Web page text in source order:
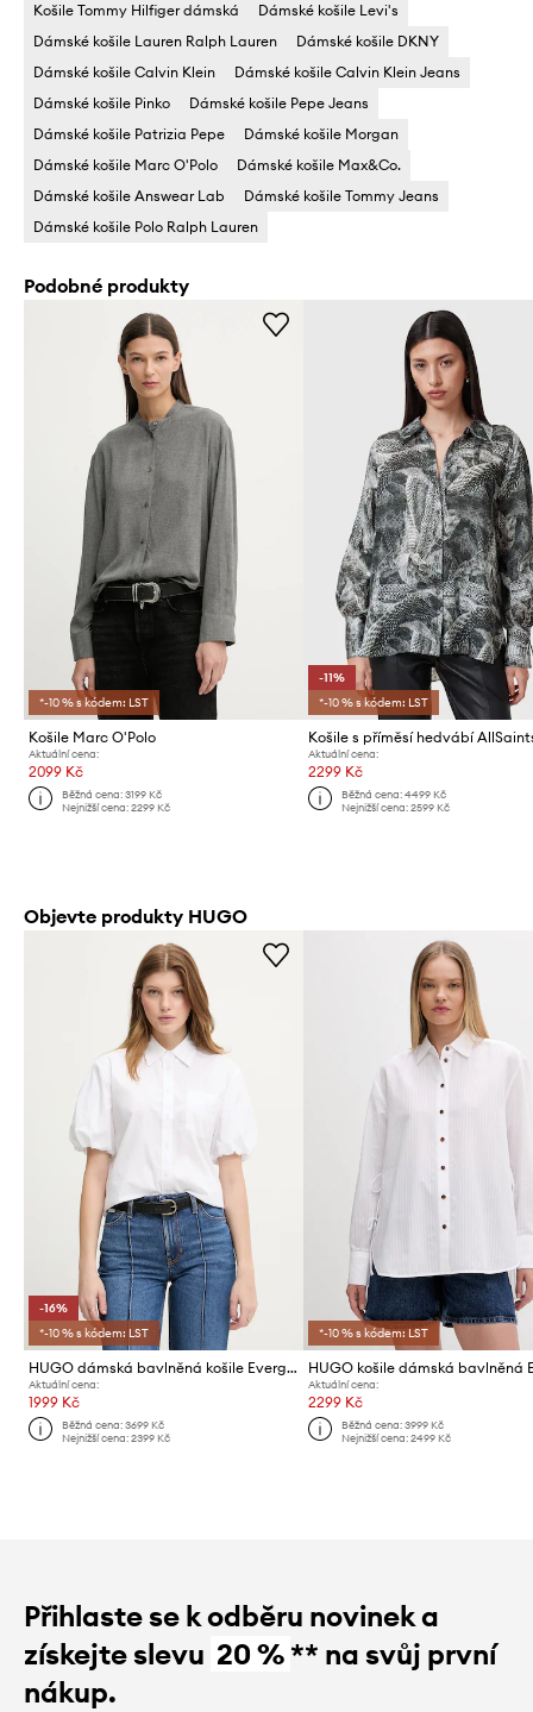
Košile Tommy Hilfiger dámská
Dámské košile Levi's
Dámské košile Lauren Ralph Lauren
Dámské košile DKNY
Dámské košile Calvin Klein
Dámské košile Calvin Klein Jeans
Dámské košile Pinko
Dámské košile Pepe Jeans
Dámské košile Patrizia Pepe
Dámské košile Morgan
Dámské košile Marc O'Polo
Dámské košile Max&Co.
Dámské košile Answear Lab
Dámské košile Tommy Jeans
Dámské košile Polo Ralph Lauren
Podobné produkty
*-10 % s kódem: LST
Košile Marc O'Polo
Aktuální cena:
2099 Kč
Běžná cena:3199 Kč
Nejnižší cena:2299 Kč
-11%
*-10 % s kódem: LST
Aktuální cena:
2299 Kč
Běžná cena: 4499 Kč
Nejnižší cena: 2599 Kč
Objevte produkty HUGO
-16%
*-10 % s kódem: LST
HUGO dámská bavlněná košile Evergreen
Aktuální cena:
1999 Kč
Běžná cena:3699 Kč
Nejnižší cena:2399 Kč
*-10 % s kódem: LST
Aktuální cena:
2299 Kč
Běžná cena: 3999 Kč
Nejnižší cena: 2499 Kč
Přihlaste se k odběru novinek a
získejte slevu 20 %** na svůj první
nákup.